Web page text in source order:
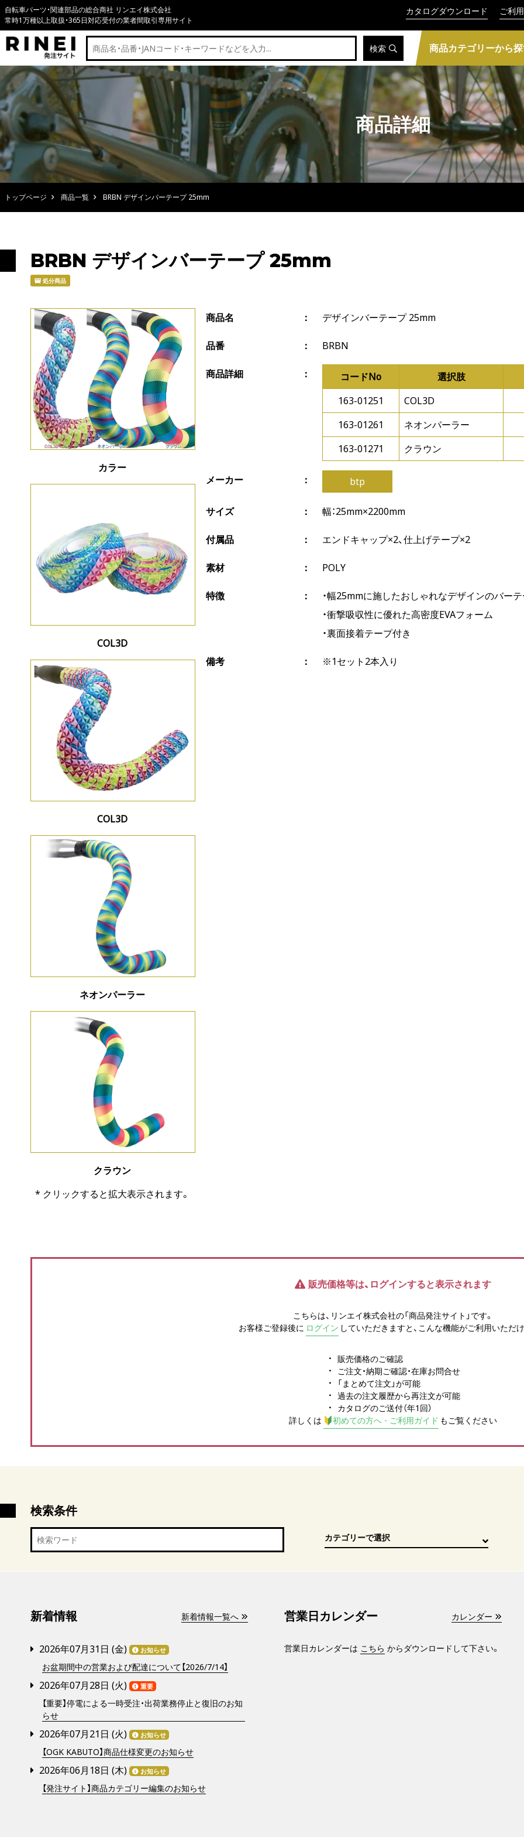
自転車パーツ・関連部品の総合商社 リンエイ株式会社
常時1万種以上取扱・365日対応受付の業者間取引専用サイト
カタログダウンロード ご利
検索 商品カテゴリーから
商品詳細
トップページ 商品一覧 BRBN デザインバーテープ 25mm
BRBN デザインバーテープ 25mm
処分商品
カラー
COL3D
COL3D
ネオンパーラー
クラウン
* クリックすると拡大表示されます。
商品名 デザインバーテープ 25mm
品番 BRBN
商品詳細 コードNo
選択肢
163-01251
COL3D
163-01261
ネオンパーラー
163-01271
クラウン
メーカー btp
サイズ 幅：25mm×2200mm
付属品 エンドキャップ×2、仕上げテープ×2
素材 POLY
特徴
・幅25mmに施したおしゃれなデザインのバー
・衝撃吸収性に優れた高密度EVAフォーム
・裏面接着テープ付き
備考 ※1セット2本入り
販売価格等は、ログインすると表示されます
こちらは、リンエイ株式会社の「商品発注サイト」です。
お客様ご登録後に ログイン していただきますと、こんな機能がご利用いただ
販売価格のご確認
ご注文・納期ご確認・在庫お問合せ
「まとめて注文」が可能
過去の注文履歴から再注文が可能
カタログのご送付（年1回）
詳しくは
初めての方へ - ご利用ガイド もご覧ください
検索条件
新着情報 新着情報一覧へ
2026年07月31日 (金) お知らせ
お盆期間中の営業および配達について【2026/7/14】
2026年07月28日 (火) 重要
【重要】停電による一時受注・出荷業務停止と復旧のお知
らせ
2026年07月21日 (火) お知らせ
【OGK KABUTO】商品仕様変更のお知らせ
2026年06月18日 (木) お知らせ
【発注サイト】商品カテゴリー編集のお知らせ
営業日カレンダー カレンダー
営業日カレンダーは こちら からダウンロードして下さい。